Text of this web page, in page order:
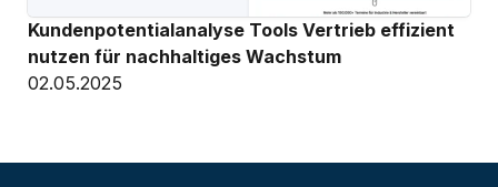
Kundenpotentialanalyse Tools Vertrieb effizient
nutzen für nachhaltiges Wachstum
02.05.2025